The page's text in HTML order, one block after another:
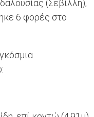
(Σεβίλλη),
6 φορές στο